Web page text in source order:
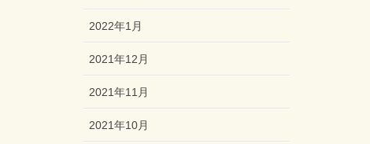
2022年1月
2021年12月
2021年11月
2021年10月